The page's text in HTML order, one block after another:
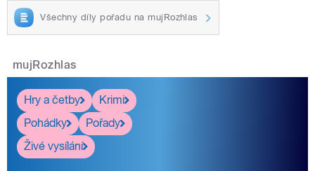
Všechny díly pořadu na mujRozhlas
mujRozhlas
Hry a četby
Krimi
Pohádky
Pořady
Živé vysílání